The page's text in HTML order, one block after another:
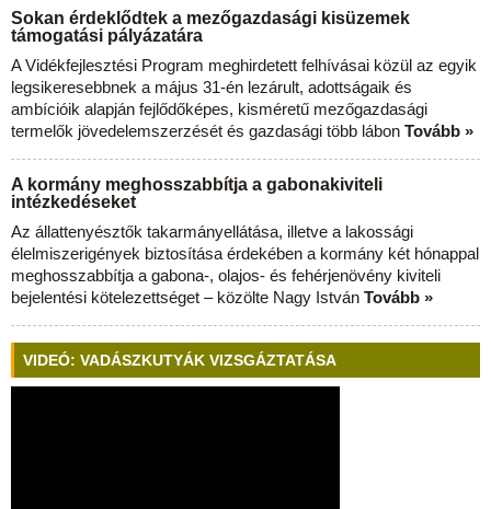
Sokan érdeklődtek a mezőgazdasági kisüzemek
támogatási pályázatára
A Vidékfejlesztési Program meghirdetett felhívásai közül az egyik
legsikeresebbnek a május 31-én lezárult, adottságaik és
ambícióik alapján fejlődőképes, kisméretű mezőgazdasági
termelők jövedelemszerzését és gazdasági több lábon Tovább »
A kormány meghosszabbítja a gabonakiviteli
intézkedéseket
Az állattenyésztők takarmányellátása, illetve a lakossági
élelmiszerigények biztosítása érdekében a kormány két hónappal
meghosszabbítja a gabona-, olajos- és fehérjenövény kiviteli
bejelentési kötelezettséget – közölte Nagy István Tovább »
VIDEÓ: VADÁSZKUTYÁK VIZSGÁZTATÁSA